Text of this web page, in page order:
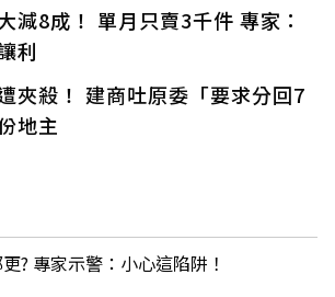
減8成！ 單月只賣3千件 專家：
利
夾殺！ 建商吐原委「要求分回7
地主
? 專家示警：小心這陷阱！